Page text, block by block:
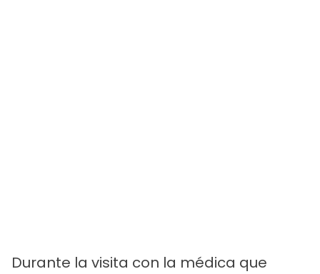
Durante la visita con la médica que